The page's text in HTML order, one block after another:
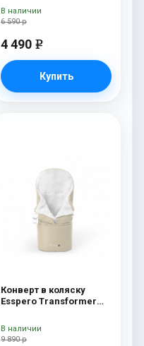
100% шерсть) Chocolat
6 590 р
4 490 e
Купить
В наличии
Конверт в коляску
Esspero Transformer
100% шерсть) Beige
9 890 р
В наличии